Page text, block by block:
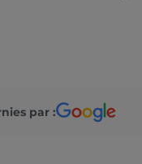
par :